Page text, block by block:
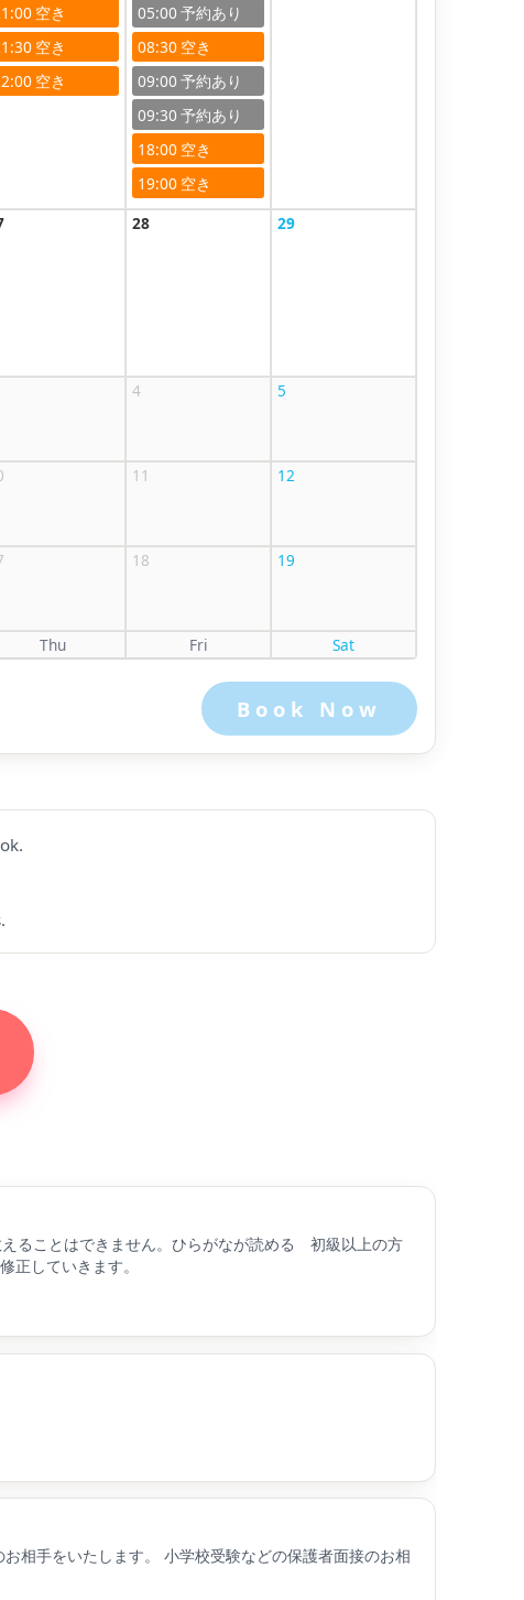
05:00
08:30
09:00
09:30
18:00
19:00
28 29
4 5
11 12
18 19
Thu Fri Sat
Book Now
ることはできません。ひらがなが読める 初級以上の方
正していきます。